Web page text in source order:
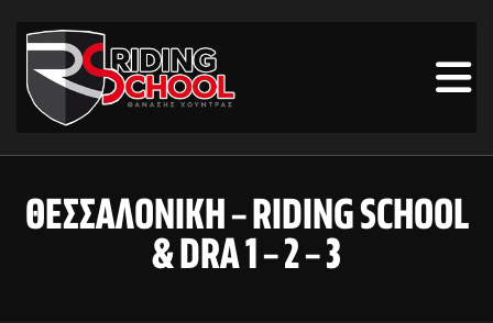
ΘΕΣΣΑΛΟΝΙΚΗ – RIDING SCHOOL
& DRA 1 – 2 – 3